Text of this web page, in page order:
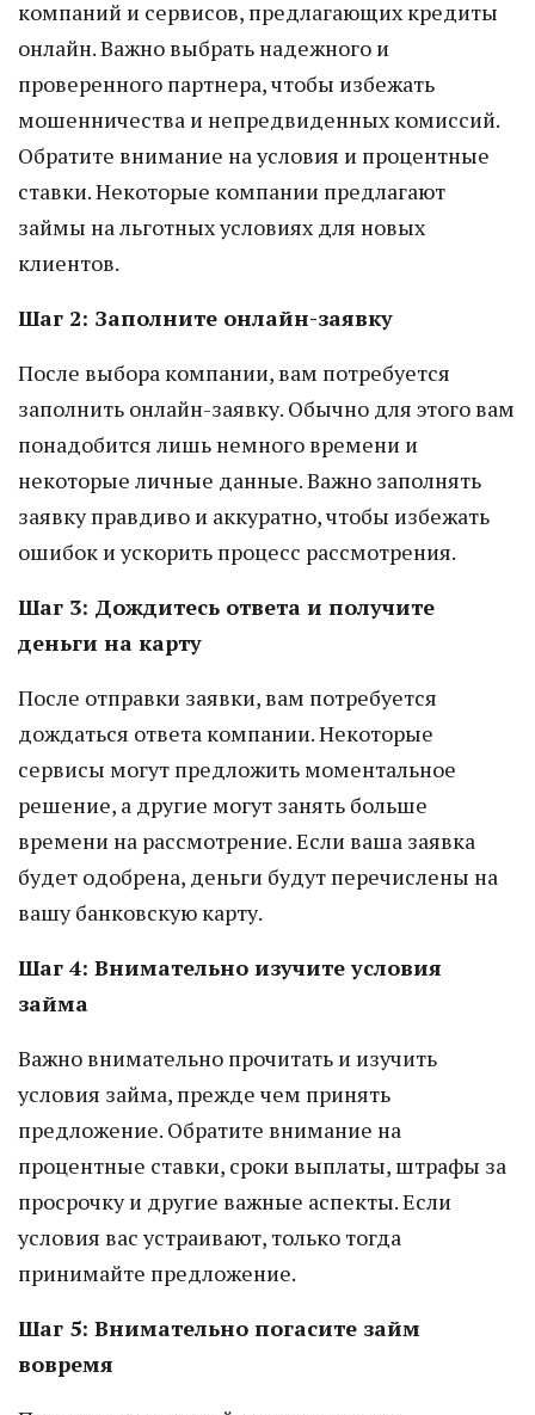
компаний и сервисов, предлагающих кредиты
онлайн. Важно выбрать надежного и
проверенного партнера, чтобы избежать
мошенничества и непредвиденных комиссий.
Обратите внимание на условия и процентные
ставки. Некоторые компании предлагают
займы на льготных условиях для новых
клиентов.
Шаг 2: Заполните онлайн-заявку
После выбора компании, вам потребуется
заполнить онлайн-заявку. Обычно для этого вам
понадобится лишь немного времени и
некоторые личные данные. Важно заполнять
заявку правдиво и аккуратно, чтобы избежать
ошибок и ускорить процесс рассмотрения.
Шаг 3: Дождитесь ответа и получите
деньги на карту
После отправки заявки, вам потребуется
дождаться ответа компании. Некоторые
сервисы могут предложить моментальное
решение, а другие могут занять больше
времени на рассмотрение. Если ваша заявка
будет одобрена, деньги будут перечислены на
вашу банковскую карту.
Шаг 4: Внимательно изучите условия
займа
Важно внимательно прочитать и изучить
условия займа, прежде чем принять
предложение. Обратите внимание на
процентные ставки, сроки выплаты, штрафы за
просрочку и другие важные аспекты. Если
условия вас устраивают, только тогда
принимайте предложение.
Шаг 5: Внимательно погасите займ
вовремя